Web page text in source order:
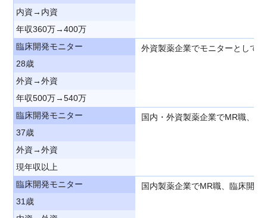
内資→内資
年収360万→400万
臨床開発モニター
外資製薬企業でモニターとして
28歳
外資→外資
年収500万→540万
臨床開発モニター
国内・外資製薬企業でMR職、
37歳
外資→外資
現年収以上
臨床開発モニター
国内製薬企業でMR職、臨床開
31歳